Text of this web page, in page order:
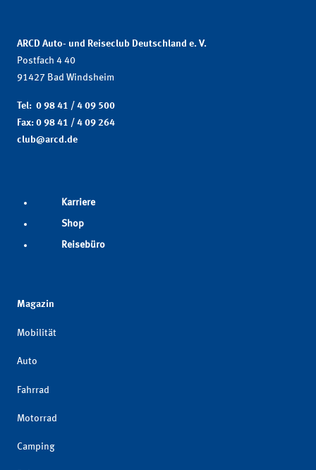
ARCD Auto- und Reiseclub Deutschland e. V.
Postfach 4 40
91427 Bad Windsheim
Tel: 0 98 41 / 4 09 500
Fax: 0 98 41 / 4 09 264
club@arcd.de
Karriere
Shop
Reisebüro
Magazin
Mobilität
Auto
Fahrrad
Motorrad
Camping